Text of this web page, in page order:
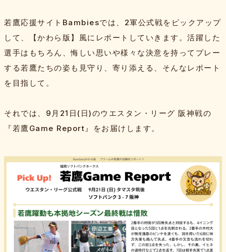
若鷹応援サイトBambiesでは、2軍公式戦をピックアップ
して、【かわら版】風にレポートしていきます。活躍した
選手はもちろん、悔しい思いや様々な決意を持ってプレー
する若鷹たちの姿も見守り、寄り添える、そんなレポート
を目指して。
それでは、9月21日(日)のウエスタン・リーグ 阪神戦の
『若鷹Game Report』をお届けします。